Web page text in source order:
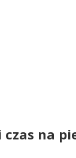
czas na